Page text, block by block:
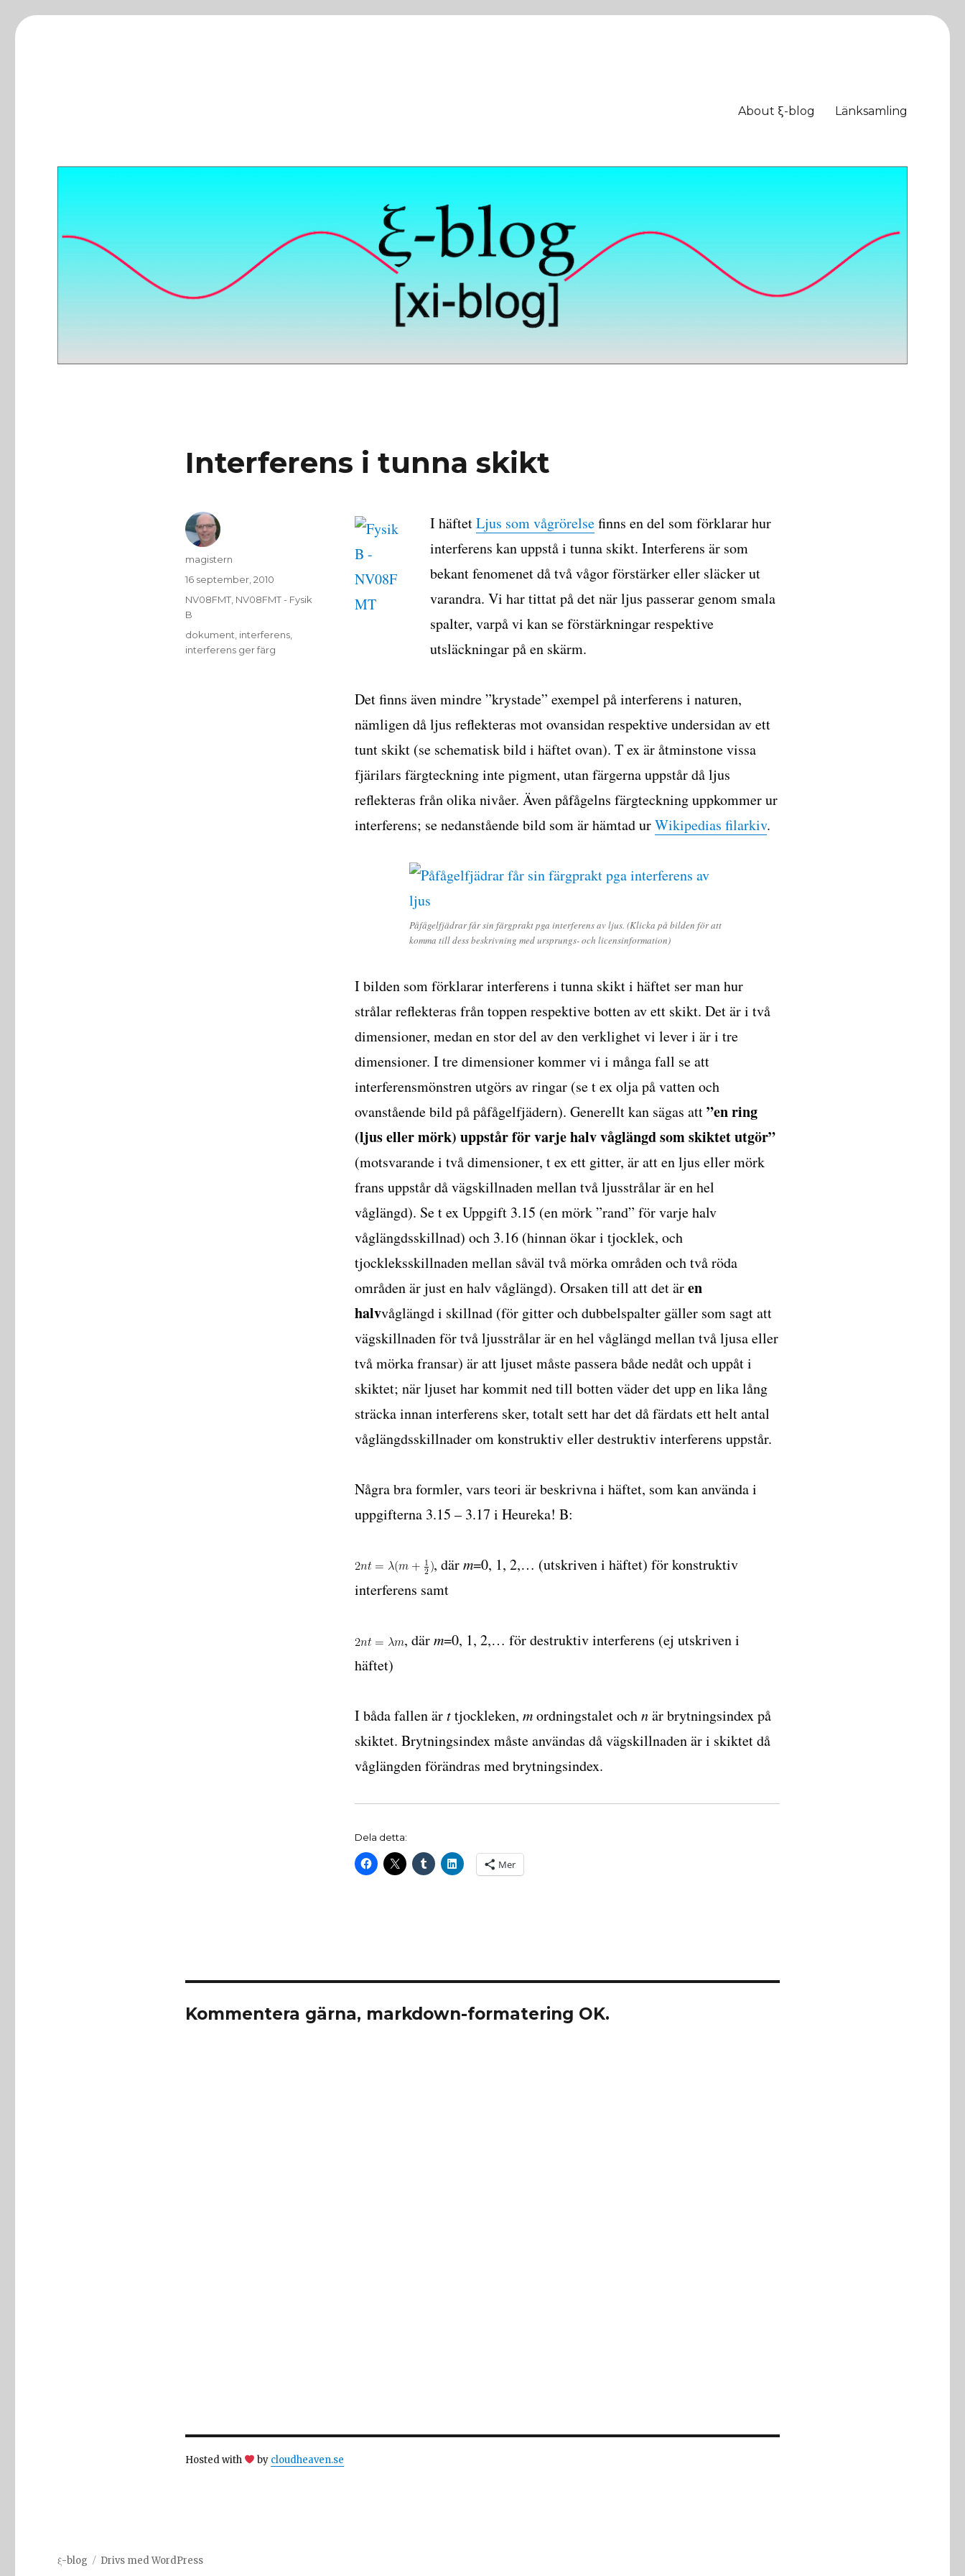
About ξ-blog Länksamling
Interferens i tunna skikt
I häftetLjus som vågrörelsefinns en del som förklarar hur
interferens kan uppstå i tunna skikt. Interferens är som
bekant fenomenet då två vågor förstärker eller släcker ut
varandra. Vi har tittat på det när ljus passerar genom smala
spalter, varpå vi kan se förstärkningar respektive
utsläckningar på en skärm.
Det finns även mindre ”krystade” exempel på interferens i naturen,
nämligen då ljus reflekteras mot ovansidan respektive undersidan av ett
tunt skikt (se schematisk bild i häftet ovan). T ex är åtminstone vissa
fjärilars färgteckning inte pigment, utan färgerna uppstår då ljus
reflekteras från olika nivåer. Även påfågelns färgteckning uppkommer ur
interferens; se nedanstående bild som är hämtad urWikipedias filarkiv.
Påfågelfjädrar får sin färgprakt pga interferens av ljus. (Klicka på bilden för att
komma till dess beskrivning med ursprungs- och licensinformation)
I bilden som förklarar interferens i tunna skikt i häftet ser man hur
strålar reflekteras från toppen respektive botten av ett skikt. Det är i två
dimensioner, medan en stor del av den verklighet vi lever i är i tre
dimensioner. I tre dimensioner kommer vi i många fall se att
interferensmönstren utgörs av ringar (se t ex olja på vatten och
ovanstående bild på påfågelfjädern). Generellt kan sägas att”en ring
(ljus eller mörk) uppstår för varje halv våglängd som skiktet utgör”
(motsvarande i två dimensioner, t ex ett gitter, är att en ljus eller mörk
frans uppstår då vägskillnaden mellan två ljusstrålar är en hel
våglängd). Se t ex Uppgift 3.15 (en mörk ”rand” för varje halv
våglängdsskillnad) och 3.16 (hinnan ökar i tjocklek, och
tjockleksskillnaden mellan såväl två mörka områden och två röda
områden är just en halv våglängd). Orsaken till att det ären
halvvåglängd i skillnad (för gitter och dubbelspalter gäller som sagt att
vägskillnaden för två ljusstrålar är en hel våglängd mellan två ljusa eller
två mörka fransar) är att ljuset måste passera både nedåt och uppåt i
skiktet; när ljuset har kommit ned till botten väder det upp en lika lång
sträcka innan interferens sker, totalt sett har det då färdats ett helt antal
våglängdsskillnader om konstruktiv eller destruktiv interferens uppstår.
Några bra formler, vars teori är beskrivna i häftet, som kan använda i
uppgifterna 3.15 – 3.17 i Heureka! B:
, därm=0, 1, 2,… (utskriven i häftet) för konstruktiv
interferens samt
, därm=0, 1, 2,… för destruktiv interferens (ej utskriven i
häftet)
I båda fallen ärttjockleken,mordningstalet ochnär brytningsindex på
skiktet. Brytningsindex måste användas då vägskillnaden är i skiktet då
våglängden förändras med brytningsindex.
Dela detta:
Mer
Författare
magistern
Publicerat
16 september, 2010
Kategorier
NV08FMT, NV08FMT - Fysik
B
Etiketter
dokument interferens,
interferens ger färg
Kommentera gärna, markdown-formatering OK.
Hosted with by cloudheaven.se
ξ-blog Drivs med WordPress